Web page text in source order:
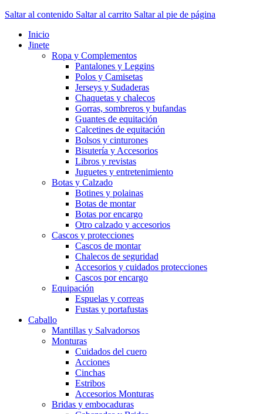
Saltar al contenido Saltar al carrito Saltar al pie de página
Inicio
Jinete
Ropa y Complementos
Pantalones y Leggins
Polos y Camisetas
Jerseys y Sudaderas
Chaquetas y chalecos
Gorras, sombreros y bufandas
Guantes de equitación
Calcetines de equitación
Bolsos y cinturones
Bisutería y Accesorios
Libros y revistas
Juguetes y entretenimiento
Botas y Calzado
Botines y polainas
Botas de montar
Botas por encargo
Otro calzado y accesorios
Cascos y protecciones
Cascos de montar
Chalecos de seguridad
Accesorios y cuidados protecciones
Cascos por encargo
Equipación
Espuelas y correas
Fustas y portafustas
Caballo
Mantillas y Salvadorsos
Monturas
Cuidados del cuero
Acciones
Cinchas
Estribos
Accesorios Monturas
Bridas y embocaduras